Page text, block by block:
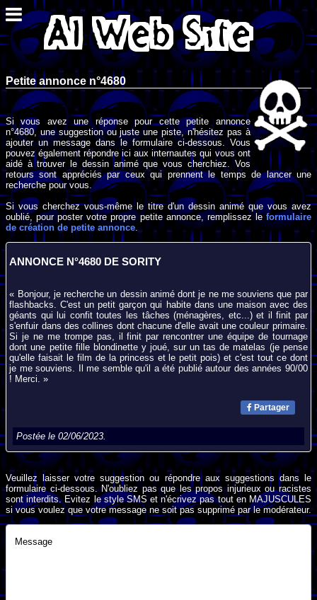
Petite annonce n°4680
Si vous avez une réponse pour cette petite annonce
n°4680, une suggestion ou juste une piste, n'hésitez pas à
ajouter un message dans le formulaire ci-dessous. Vous
pouvez également répondre ici aux internautes qui vous ont
aidé à trouver le dessin animé que vous cherchiez. Vos
retours sont appréciés par ceux qui prennent le temps de lancer une
recherche pour vous.
Si vous cherchez vous-même le titre d'un dessin animé que vous avez
oublié, pour poster votre propre petite annonce, remplissez leformulaire
de création de petite annonce .
ANNONCE N°4680 DE SORITY
« Bonjour, je recherche un dessin animé dont je ne me souviens que par
flashbacks. C'est un petit garçon qui habite dans une maison avec des
géants qui lui confit toutes les tâches (ménagères, etc...) et il finit par
s'enfuir dans des collines dont chacune d'elle avait une couleur primaire.
Si je ne me trompe pas, il finit par rencontrer une équipe de tournage
dont une petite fille blondinette y joué, sur un tas de matelas (je pense
qu'elle faisait le film de la princess et le petit pois) et c'est tout ce dont
je me souviens. Il me semble qu'il a été publié autour des années 90/00
! Merci. »
Partager
Postée le 02/06/2023.
Veuillez laisser votre suggestion ou répondre aux suggestions dans le
formulaire ci-dessous. N'oubliez pas que les propos injurieux ou racistes
sont interdits. Evitez le style SMS et n'écrivez pas tout en MAJUSCULES
si vous voulez que votre message ne soit pas supprimé par le modérateur.
Message